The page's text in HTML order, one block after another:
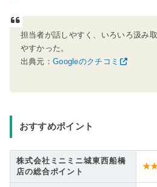
担当者が話しやすく、いろいろ汲み
やすかった。
出典元： Googleのクチコミ
おすすめポイント
株式会社ミニミニ城東西船橋
店の総合ポイント